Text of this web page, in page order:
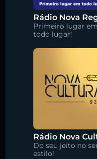
Primeiro lugar em
todo lugar!
Do seu jeito no
estilo!